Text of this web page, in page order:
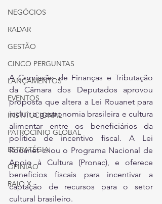
NEGÓCIOS
RADAR
GESTÃO
CINCO PERGUNTAS
LANÇAMENTOS
EVENTOS
INSTITUCIONAL
PATROCÍNIO GLOBAL
ESTRATÉGIA
OPINIÃO
RAIO X
A Comissão de Finanças e Tributação
da Câmara dos Deputados aprovou
proposta que altera a Lei Rouanet para
incluir a gastronomia brasileira e cultura
alimentar entre os beneficiários da
política de incentivo fiscal. A Lei
Rouanet criou o Programa Nacional de
Apoio à Cultura (Pronac), e oferece
benefícios fiscais para incentivar a
captação de recursos para o setor
cultural brasileiro.